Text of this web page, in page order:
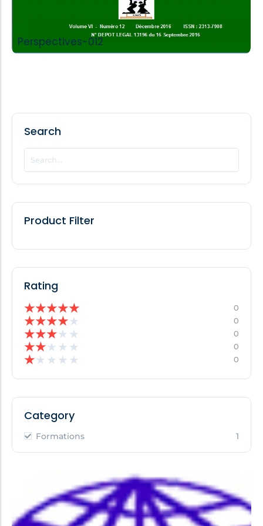
Perspectives-012
Search
Product Filter
Rating
★★★★★ 0
★★★★★ 0
★★★★ ★ 0
★★★ ★ ★ 0
★★ ★ ★ ★ 0
Category
Formations 1